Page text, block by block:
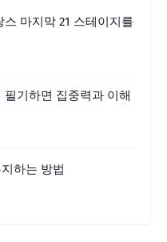
스 마지막 21 스테이지를
기하면 집중력과 이해
하는 방법